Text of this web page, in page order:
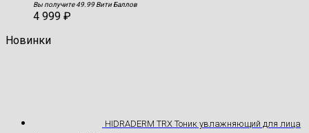
Вы получите 49.99 Вити Баллов
4 999 ₽
Новинки
HIDRADERM TRX Тоник увлажняющий для лица